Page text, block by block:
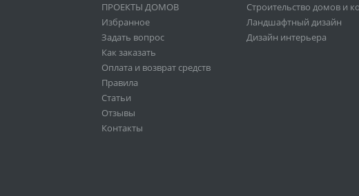
ПРОЕКТЫ ДОМОВ
Избранное
Задать вопрос
Как заказать
Оплата и возврат средств
Правила
Статьи
Отзывы
Контакты
Строительство домов и
Ландшафтный дизайн
Дизайн интерьера